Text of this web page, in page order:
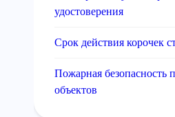
удостоверения
Срок действия корочек
Пожарная
объектов